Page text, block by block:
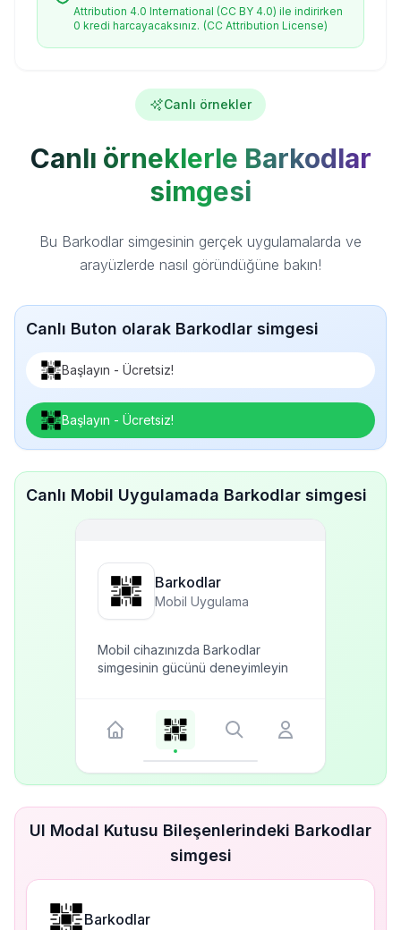
Attribution 4.0 International (CC BY 4.0) ile indirirken
0 kredi harcayacaksınız. (CC Attribution License)
Canlı örnekler
Canlı örneklerle Barkodlar
simgesi
Bu Barkodlar simgesinin gerçek uygulamalarda ve
arayüzlerde nasıl göründüğüne bakın!
Canlı Buton olarak Barkodlar simgesi
Başlayın - Ücretsiz!
Başlayın - Ücretsiz!
Canlı Mobil Uygulamada Barkodlar simgesi
Barkodlar
Mobil Uygulama
Mobil cihazınızda Barkodlar
simgesinin gücünü deneyimleyin
UI Modal Kutusu Bileşenlerindeki Barkodlar
simgesi
Barkodlar